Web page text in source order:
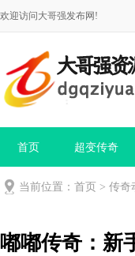
欢迎访问大哥强发布网!
首页 超变传奇
当前位置： 首页 > 传奇
嘟嘟传奇：新